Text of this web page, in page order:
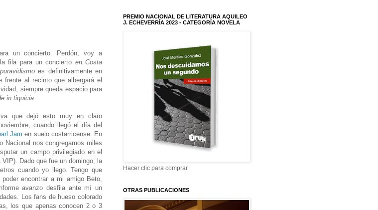
un concierto. Perdón, voy a
fila para un concierto en Costa
puravidismoes definitivamente en
frente al recinto que albergará el
siempre queda espacio para
in tiquicia
que dejó esto muy en claro
cuando llegó el día del
Jam en suelo costarricense. En
Nacional nos congregamos miles
un campo privilegiado en el
Dado que fue un domingo, la
cuando yo llego. Tengo que
encontrar a mi amigo Beto,
avanzo desfila ante mí un
Los fans de hueso colorado
los que apenas conocen 2 o 3
PREMIO NACIONAL DE LITERATURA AQUILEO
J. ECHEVERRÍA 2023 - CATEGORÍA NOVELA
Hacer clic para comprar
OTRAS PUBLICACIONES